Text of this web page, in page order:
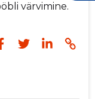
värvimine.